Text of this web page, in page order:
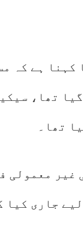
کہنا ہے کہ
تھا،
تھا۔
غیر معمولی
جاری کیا